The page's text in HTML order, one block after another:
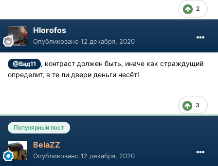
2
Hlorofos
Опубликовано 12 декабря, 2020
@Вад11
, контраст должен быть, иначе как страждущий
определит, в те ли двери деньги несёт!
3
Популярный пост
BelaZZ
Опубликовано 12 декабря, 2020